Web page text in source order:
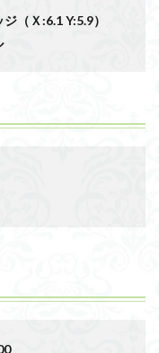
（Ｘ:6.1 Y:5.9）